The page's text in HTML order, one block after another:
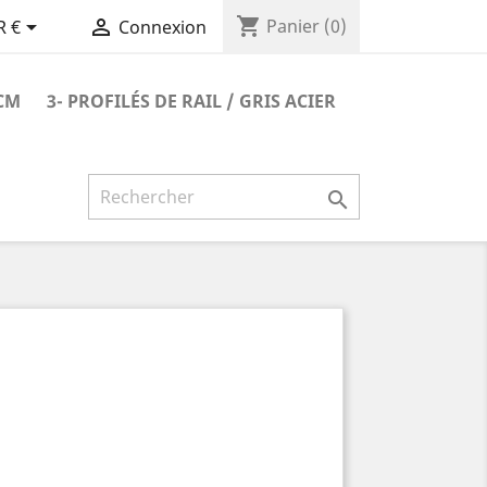
€  Connexion shopping_cart Panier (0)
3- PROFILÉS DE RAIL / GRIS ACIER
